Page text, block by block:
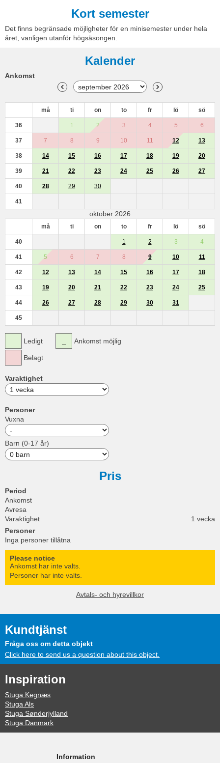
Kort semester
Det finns begränsade möjligheter för en minisemester under hela
året, vanligen utanför högsäsongen.
Kalender
Ankomst
må ti on to fr lö sö
36 1 2 3 4 5 6
37 7 8 9 10 11 12 13
38 14 15 16 17 18 19 20
39 21 22 23 24 25 26 27
40 28 29 30
41
oktober 2026
må ti on to fr lö sö
40 1 2 3 4
41 5 6 7 8 9 10 11
42 12 13 14 15 16 17 18
43 19 20 21 22 23 24 25
44 26 27 28 29 30 31
45
Ledigt
Belagt
Ankomst möjlig
Varaktighet
Personer
Vuxna
Barn (0-17 år)
Pris
Period
Ankomst
Avresa
Varaktighet
1 vecka
Personer
Inga personer tillåtna
Please notice
Ankomst har inte valts.
Personer har inte valts.
Avtals- och hyrevillkor
Kundtjänst
Fråga oss om detta objekt
Click here to send us a question about this object.
Inspiration
Stuga Kegnæs
Stuga Als
Stuga Sønderjylland
Stuga Danmark
Information